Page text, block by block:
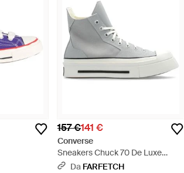
157 €141 €
Converse
Sneakers Chuck 70 De Luxe
Squared - Bianco
Da FARFETCH